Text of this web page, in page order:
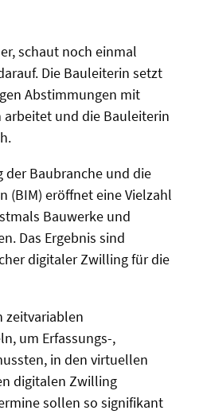
schaut noch einmal
Die Bauleiterin setzt
Abstimmungen mit
arbeitet und die Bauleiterin
der Baubranche und die
eröffnet eine Vielzahl
Bauwerke und
Das Ergebnis sind
digitaler Zwilling für die
zeitvariablen
um Erfassungs-,
in den virtuellen
digitalen Zwilling
sollen so signifikant